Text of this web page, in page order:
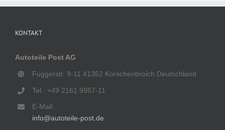
KONTAKT
Autoteile Post AG
Fuggerstr. 9-11 41352 Korschenbroich Deutschland
Tel.: +49 2161 9957-11
E-Mail:
info@autoteile-post.de